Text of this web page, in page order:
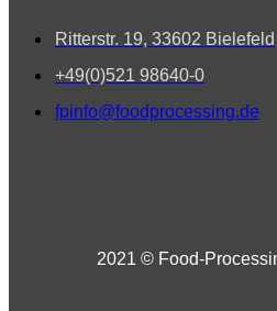
Ritterstr. 19, 33602 Bielefeld
+49(0)521 98640-0
fpinfo@foodprocessing.de
2021 © Food-